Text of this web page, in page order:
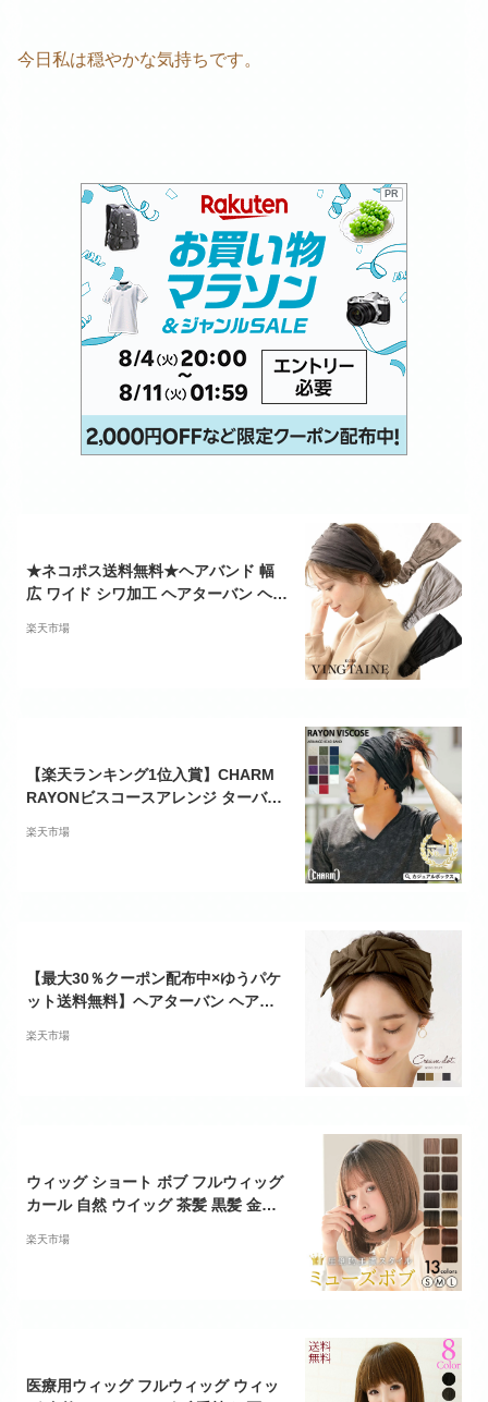
今日私は穏やかな気持ちです。
PR
★ネコポス送料無料★ヘアバンド 幅
広 ワイド シワ加工 ヘアターバン ヘア
ル 可愛い HB-30【mgbt】
楽天市場
【楽天ランキング1位入賞】CHARM
RAYONビスコースアレンジ ターバン
ーバンド ヘアターバン ヘアーターバ
楽天市場
【最大30％クーポン配布中×ゆうパケ
ット送料無料】ヘアターバン ヘアバ
ワイド リボン ピンストライプ 大人 ヘ
楽天市場
ウィッグ ショート ボブ フルウィッグ
カール 自然 ウイッグ 茶髪 黒髪 金髪
抗がん剤 普段 使い バレない 小顔 ダ
楽天市場
医療用ウィッグ フルウィッグ ウィッ